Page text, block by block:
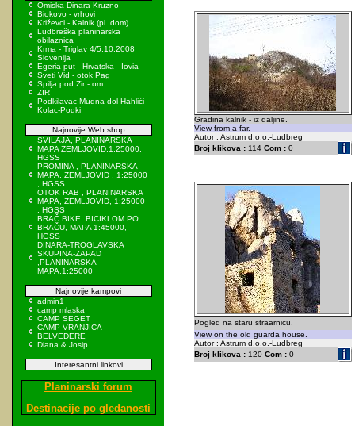
Omiska Dinara Kruzno
Biokovo - vrhovi
Križevci - Kalnik (pl. dom)
Ludbreška planinarska
obilaznica
Krma - Triglav 4/5.10.2008
Slovenija
Egeria put - Hrvatska - Iovia
Sveti Vid - otok Pag
Spilja pod Zir - om
ZIR
Podkilavac-Mudna dol-Hahlići-
Kolac-Podki
Najnovije Web shop
SVILAJA, PLANINARSKA
MAPA ZEMLJOVID,1:25000,
HGSS
PROMINA , PLANINARSKA
MAPA, ZEMLJOVID , 1:25000
, HGSS
OTOK RAB , PLANINARSKA
MAPA, ZEMLJOVID, 1:25000
, HGSS
BRAČ BIKE, BICIKLOM PO
BRAČU, MAPA 1:45000,
HGSS
DINARA-TROGLAVSKA
SKUPINA-ZAPAD
,PLANINARSKA
MAPA,1:25000
Najnovije kampovi
admin1
camp mlaska
CAMP SEGET
CAMP VRANJICA
BELVEDERE
Diana & Josip
Interesantni linkovi
Planinarski forum
Destinacije po gledanosti
Gradina kalnik - iz daljine.
View from a far.
Autor : Astrum d.o.o.-Ludbreg
Broj klikova :114 Com :0
Pogled na staru straarnicu.
View on the old guarda house.
Autor : Astrum d.o.o.-Ludbreg
Broj klikova :120 Com :0